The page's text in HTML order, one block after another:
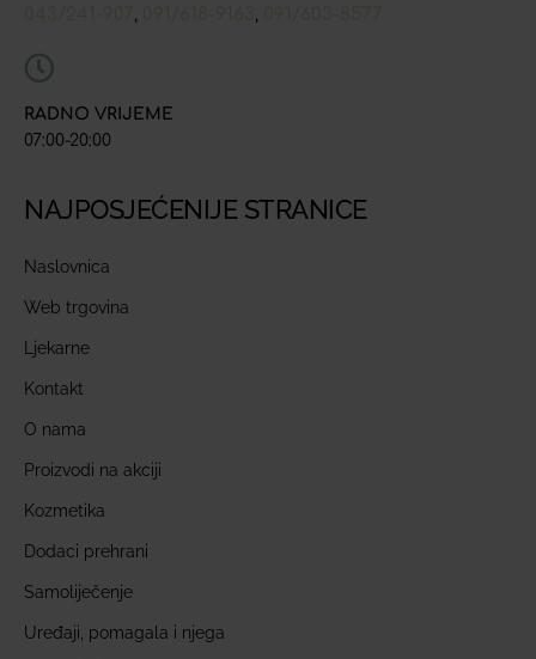
, ,
RADNO VRIJEME
07:00-20:00
NAJPOSJEĆENIJE STRANICE
Naslovnica
Web trgovina
Ljekarne
Kontakt
O nama
Proizvodi na akciji
Kozmetika
Dodaci prehrani
Samoliječenje
Uređaji, pomagala i njega